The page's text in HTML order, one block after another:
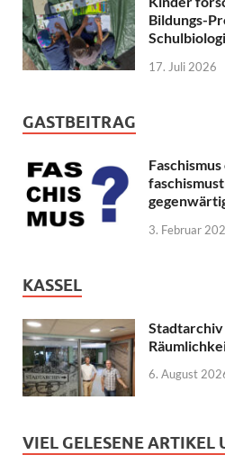
Bildungs-
17. Juli 2026
GASTBEITRAG
3. Februar
KASSEL
Stadtarchiv
6. August
VIEL GELESENE ARTIKEL